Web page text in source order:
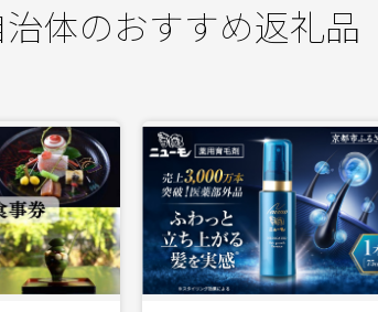
治体のおすすめ返礼品